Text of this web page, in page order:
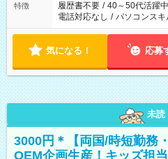
特徴 履歴書不要 / 40～50代活躍中
電話対応なし / パソコンスキ
気になる！ 応募
未読
3000円＊【両国/時短勤務
OEM企画生産！キッズ担当